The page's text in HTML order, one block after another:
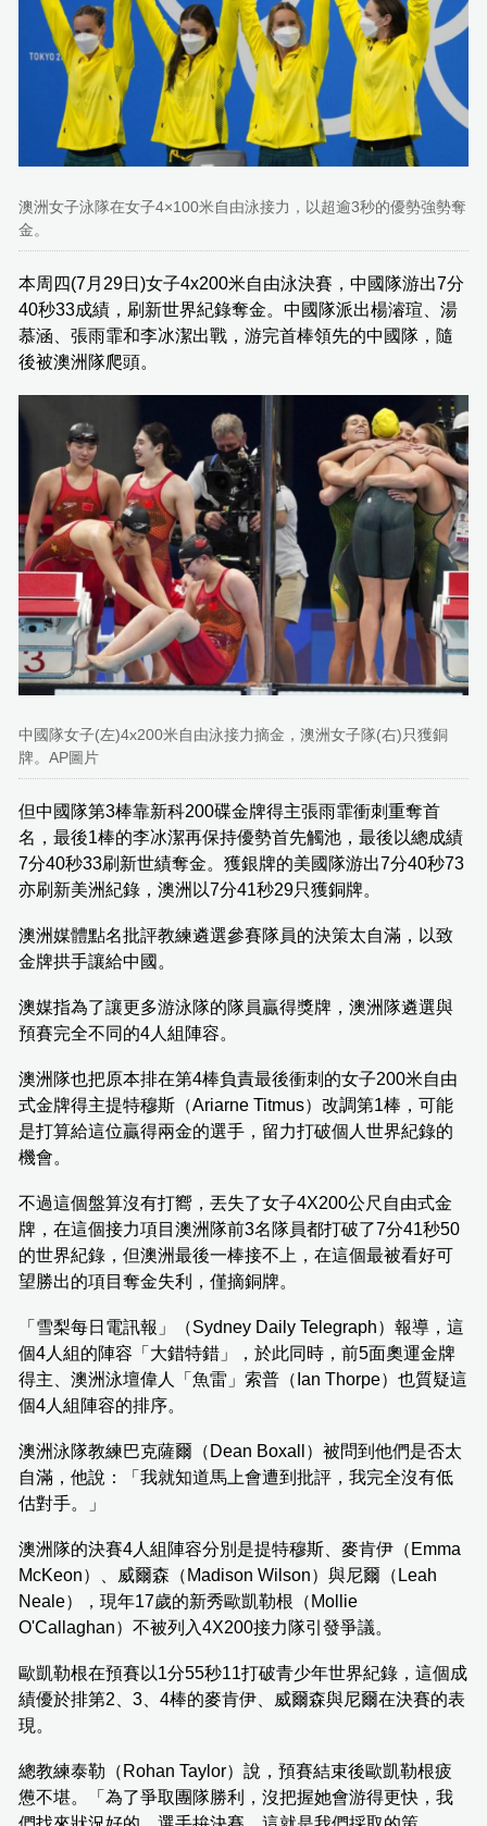
澳洲女子泳隊在女子4×100米自由泳接力，以超逾3秒的優勢強勢奪
金。
本周四(7月29日)女子4x200米自由泳決賽，中國隊游出7分
40秒33成績，刷新世界紀錄奪金。中國隊派出楊濬瑄、湯
慕涵、張雨霏和李冰潔出戰，游完首棒領先的中國隊，隨
後被澳洲隊爬頭。
中國隊女子(左)4x200米自由泳接力摘金，澳洲女子隊(右)只獲銅
牌。AP圖片
但中國隊第3棒靠新科200碟金牌得主張雨霏衝刺重奪首
名，最後1棒的李冰潔再保持優勢首先觸池，最後以總成績
7分40秒33刷新世績奪金。獲銀牌的美國隊游出7分40秒73
亦刷新美洲紀錄，澳洲以7分41秒29只獲銅牌。
澳洲媒體點名批評教練遴選參賽隊員的決策太自滿，以致
金牌拱手讓給中國。
澳媒指為了讓更多游泳隊的隊員贏得獎牌，澳洲隊遴選與
預賽完全不同的4人組陣容。
澳洲隊也把原本排在第4棒負責最後衝刺的女子200米自由
式金牌得主提特穆斯（Ariarne Titmus）改調第1棒，可能
是打算給這位贏得兩金的選手，留力打破個人世界紀錄的
機會。
不過這個盤算沒有打嚮，丟失了女子4X200公尺自由式金
牌，在這個接力項目澳洲隊前3名隊員都打破了7分41秒50
的世界紀錄，但澳洲最後一棒接不上，在這個最被看好可
望勝出的項目奪金失利，僅摘銅牌。
「雪梨每日電訊報」（Sydney Daily Telegraph）報導，這
個4人組的陣容「大錯特錯」，於此同時，前5面奧運金牌
得主、澳洲泳壇偉人「魚雷」索普（Ian Thorpe）也質疑這
個4人組陣容的排序。
澳洲泳隊教練巴克薩爾（Dean Boxall）被問到他們是否太
自滿，他說：「我就知道馬上會遭到批評，我完全沒有低
估對手。」
澳洲隊的決賽4人組陣容分別是提特穆斯、麥肯伊（Emma
McKeon）、威爾森（Madison Wilson）與尼爾（Leah
Neale），現年17歲的新秀歐凱勒根（Mollie
O'Callaghan）不被列入4X200接力隊引發爭議。
歐凱勒根在預賽以1分55秒11打破青少年世界紀錄，這個成
績優於排第2、3、4棒的麥肯伊、威爾森與尼爾在決賽的表
現。
總教練泰勒（Rohan Taylor）說，預賽結束後歐凱勒根疲
憊不堪。「為了爭取團隊勝利，沒把握她會游得更快，我